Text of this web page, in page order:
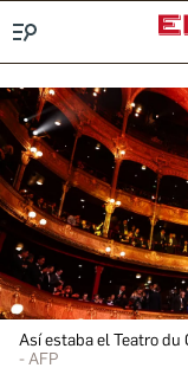
Así estaba el Teatro
AFP